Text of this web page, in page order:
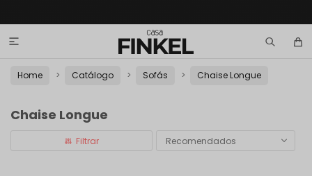

Home Catálogo Sofás Chaise Longue
Chaise Longue
Recomendados